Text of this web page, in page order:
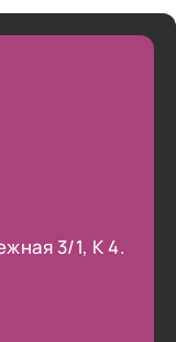
3/1, К 4.